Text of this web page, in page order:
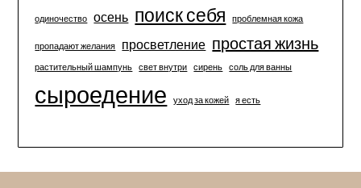
одиночество осень поиск себя проблемная кожа
пропадают желания просветление простая жизнь
растительный шампунь свет внутри сирень соль для ванны
сыроедение уход за кожей я есть